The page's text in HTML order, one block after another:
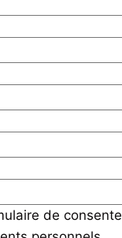
de